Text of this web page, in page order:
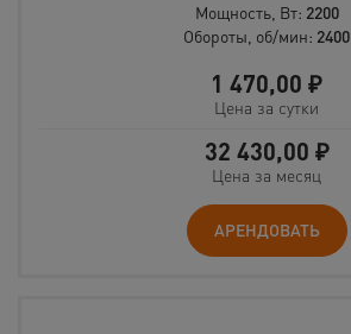
Мощность, Вт: 2200
Обороты, об/мин: 2400
1 470,00 ₽
Цена за сутки
32 430,00 ₽
Цена за месяц
АРЕНДОВАТЬ